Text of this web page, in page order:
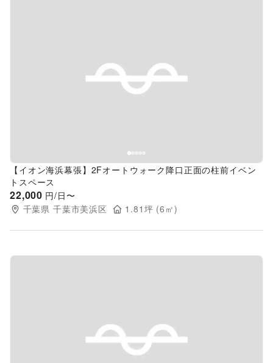
Previous slide
【イオン海浜幕張】2Fオートウォーク降口正面の柱前イベン
トスペース
22,000 円/日〜
千葉県 千葉市美浜区 1.81 坪 (6 ㎡)
Previous slide